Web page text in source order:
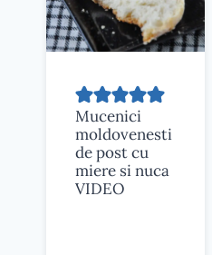
Mucenici
moldovenesti
de post cu
miere si nuca
VIDEO